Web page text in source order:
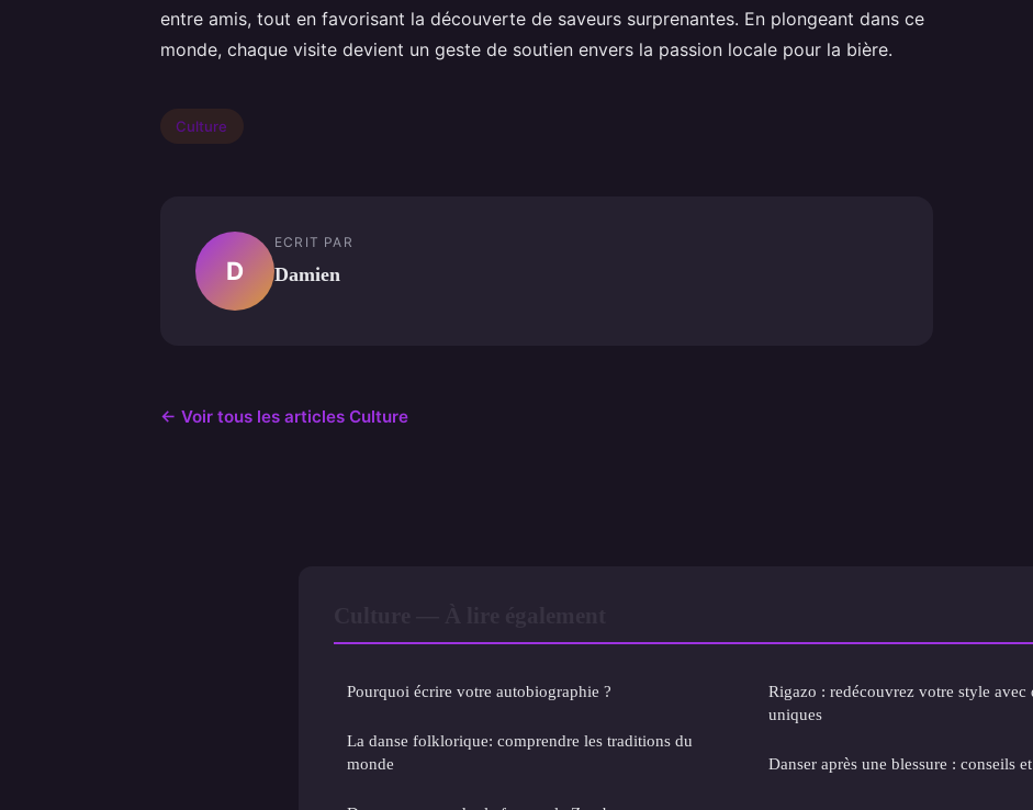
entre amis, tout en favorisant la découverte de saveurs surprenantes. En plongeant dans ce
monde, chaque visite devient un geste de soutien envers la passion locale pour la bière.
Culture
D
ECRIT PAR
Damien
← Voir tous les articles Culture
Pourquoi écrire votre autobiographie ?
La danse folklorique: comprendre les traditions du
monde
Rigazo : redécouvrez votre style avec
uniques
Danser après une blessure : conseils